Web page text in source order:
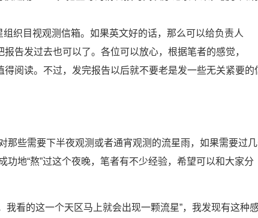
织目视观测信箱。如果英文好的话，那么可以给负责人
告发过去也可以了。各位可以放心，根据笔者的感觉，
阅读。不过，发完报告以后就不要老是发一些无关紧要的
些需要下半夜观测或者通宵观测的流星雨，如果需要过
地“熬”过这个夜晚，笔者有不少经验，希望可以和大家分
看的这一个天区马上就会出现一颗流星”，我发现有这种